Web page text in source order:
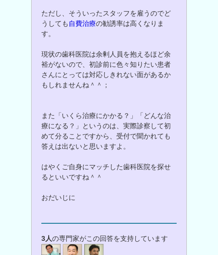
ただし、そういったスタッフを雇うのでど
うしても 自費治療の勧誘率は高くなりま
す。
現状の歯科医院は余剰人員を抱えるほど余
裕がないので、初診前に色々知りたい患者
さんにとっては対応しきれない面があるか
もしれませんね＾＾；
また「いくら治療にかかる？」「どんな治
療になる？」というのは、実際診察して初
めて分ることですから、受付で聞かれても
答えは出ないと思いますよ。
はやくご自身にマッチした歯科医院を探せ
るといいですね＾＾
おだいじに
3人の専門家がこの回答を支持しています